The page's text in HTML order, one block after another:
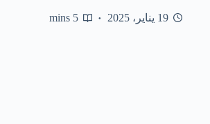
19 يناير، 2025 5 mins